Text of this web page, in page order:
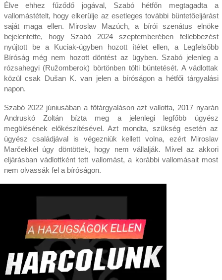
Élve ehhez fűződő jogával, Szabó hétfőn megtagadta a
vallomástételt, hogy elkerülje az esetleges további büntetőeljárást
saját maga ellen. Miroslav Mazúch, a bírói szenátus elnöke
bejelentette, hogy Szabó 2024 szeptemberében fellebbezést
nyújtott be a Kuciak-ügyben hozott ítélet ellen, a Legfelsőbb
Bíróság még nem hozott döntést az ügyben. Szabó jelenleg a
rózsahegyi (Ružomberok) börtönben tölti büntetését. A vádlottak
közül csak Dušan K. van jelen a bíróságon a hétfői tárgyalási
napon.
Szabó 2022 júniusában a főtárgyaláson azt vallotta, 2017 nyarán
Andruskó Zoltán bízta meg a jelenlegi legfőbb ügyész
megölésének előkészítésével. Azt mondta, szükség esetén az
ügyész családjával is végezniük kellett volna, ezért Miroslav
Marčekkel úgy döntöttek, hogy nem vállalják. Mivel az akkori
eljárásban vádlottként tett vallomást, a korábbi vallomásait most
nem olvassák fel a bíróságon.